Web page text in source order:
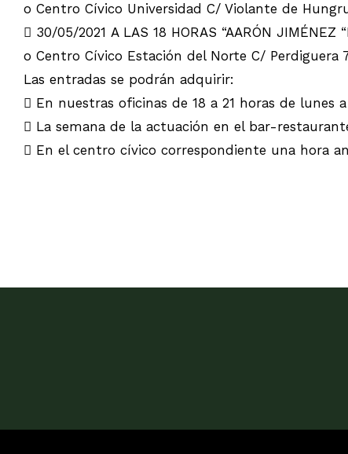
o Centro Cívico Universidad C/ Violante de
 30/05/2021 A LAS 18 HORAS “AARÓN JIMÉNEZ
o Centro Cívico Estación del Norte C/ Perdiguera
Las entradas se podrán adquirir:
 En nuestras oficinas de 18 a 21 horas de lunes
 La semana de la actuación en el bar-
 En el centro cívico correspondiente una hora